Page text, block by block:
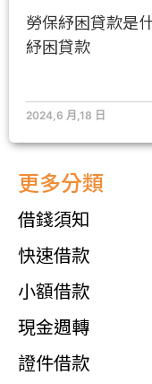
更多分類
借錢須知
快速借款
小額借款
現金週轉
證件借款
勞保紓困貸款是
紓困貸款
2024,6 月,18 日